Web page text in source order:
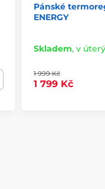
Pánské
ENERGY
Skladem, v úterý
1 999 Kč
1 799 Kč